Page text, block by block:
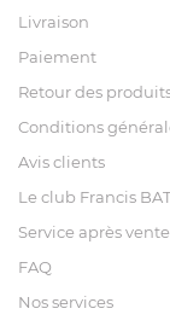
Livraison
Paiement
Retour des
Conditions
Avis clients
Le club Francis
Service après vente
FAQ
Nos services